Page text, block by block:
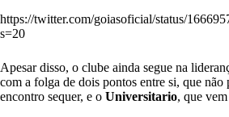
https://twitter.com/goiasoficial/status/
s=20
Apesar disso, o clube ainda segue na
com a folga de dois pontos entre si, que não
encontro sequer, e o Universitario, que